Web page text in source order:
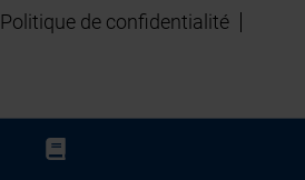
Politique de confidentialité